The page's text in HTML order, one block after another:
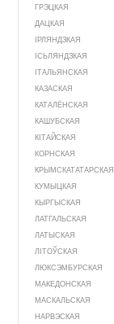
ГРЭЦКАЯ
ДАЦКАЯ
ІРЛЯНДЗКАЯ
ІСЬЛЯНДЗКАЯ
ІТАЛЬЯНСКАЯ
КАЗАСКАЯ
КАТАЛЁНСКАЯ
КАШУБСКАЯ
КІТАЙСКАЯ
КОРНСКАЯ
КРЫМСКАТАТАРСКАЯ
КУМЫЦКАЯ
КЫРГЫСКАЯ
ЛАТГАЛЬСКАЯ
ЛАТЫСКАЯ
ЛІТОЎСКАЯ
ЛЮКСЭМБУРСКАЯ
МАКЕДОНСКАЯ
МАСКАЛЬСКАЯ
НАРВЭСКАЯ